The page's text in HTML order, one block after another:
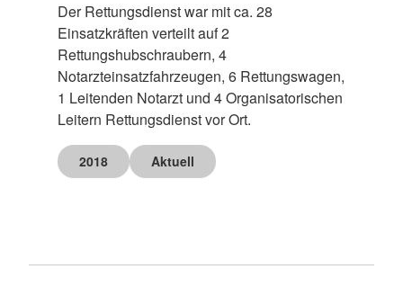
Der Rettungsdienst war mit ca. 28
Einsatzkräften verteilt auf 2
Rettungshubschraubern, 4
Notarzteinsatzfahrzeugen, 6 Rettungswagen,
1 Leitenden Notarzt und 4 Organisatorischen
Leitern Rettungsdienst vor Ort.
2018 Aktuell